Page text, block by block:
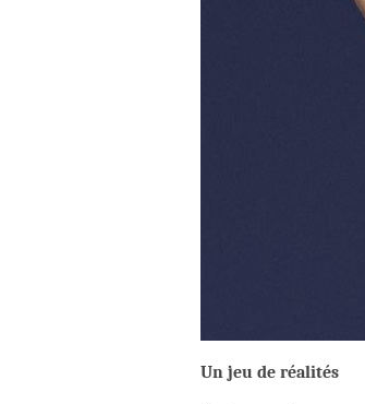
Un jeu de réalités